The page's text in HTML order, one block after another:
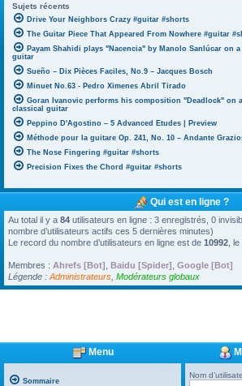
Sujets récents
Drive Your Neighbors Crazy #guitar #shorts
The Guitar Piece That Appeared From Nowhere #guitar
Payam Shahidi plays "Nacencia" by Manolo Sanlúcar on
guitar
Sueño – Dix Pièces Faciles, No.9 – Jacques Bosch
Minuet No.63 - Pedro Ximenes Abril Tirado
Goran Ivanovic performs his composition "Deadlock" on
classical guitar
Peppino D'Agostino – 5 Advanced Etudes | Preview
Méthode pour la guitare Op. 241, No. 10 – Andante
The Nose Fingering #guitar #shorts
Precision Fixes the Chord #guitar #shorts
Qui est en ligne ?
Au total il y a 84 utilisateurs en ligne : 3 enregistrés, 0
nombre d’utilisateurs actifs ces 5 dernières minutes)
Le record du nombre d’utilisateurs en ligne est de 10992 ,
Membres : Ahrefs [Bot] Baidu [Spider] Google [Bot]
Légende : Administrateurs Modérateurs globaux
Menu
Sommaire
Nom